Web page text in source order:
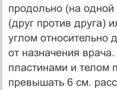
продольно (на одной
(друг против друга)
углом относительно
от назначения
пластинами и телом
превышать 6 см.